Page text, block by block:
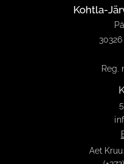
Kohtla-
Reg.
Aet